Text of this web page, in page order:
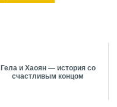
Гела и Хаоян — история со
счастливым концом